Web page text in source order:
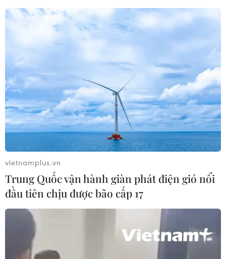
TIN CÙNG CHUYÊN MỤC
Vụ chuyên Tuyên Quang: Thu hồi,
hủy bỏ giấy chứng nhận kết quả thi
đã cấp
06/08/2026 13:55
Khuyến khích các cơ sở giáo dục đại
học cạnh tranh bằng chất lượng
vietnamplus.vn
Trung Quốc vận hành giàn phát điện gió nổi
đầu tiên chịu được bão cấp 17